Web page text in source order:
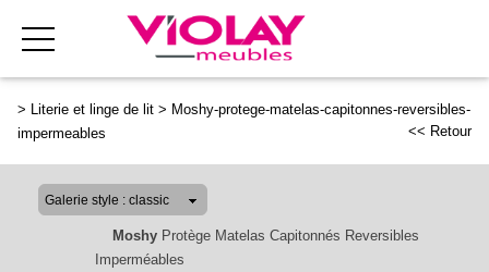
> Literie et linge de lit > Moshy-protege-matelas-capitonnes-reversibles-
impermeables
<< Retour
MoshyProtège Matelas Capitonnés Reversibles
Imperméables